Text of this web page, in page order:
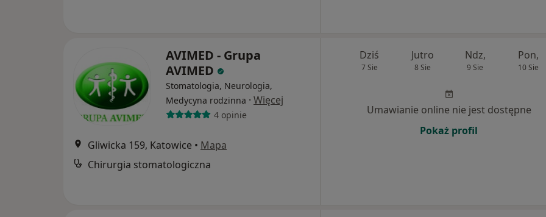
AVIMED - Grupa
AVIMED
Stomatologia, Neurologia,
Medycyna rodzinna · Więcej
4 opinie
Gliwicka 159, Katowice • Mapa
Chirurgia stomatologiczna
Dziś
7 Sie
Jutro
8 Sie
Ndz,
9 Sie
Pon,
10 Sie
Umawianie online nie jest dostępne
Pokaż profil